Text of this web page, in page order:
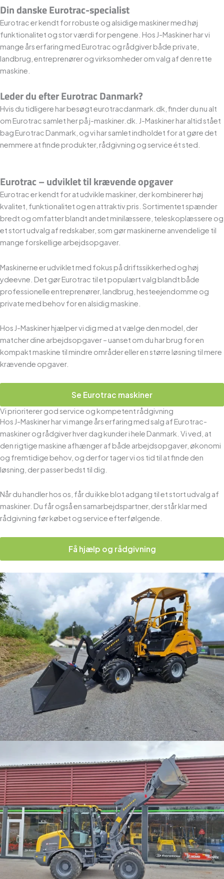
Din danske Eurotrac-specialist
Eurotrac er kendt for robuste og alsidige maskiner med høj
funktionalitet og stor værdi for pengene. Hos J-Maskiner har vi
mange års erfaring med Eurotrac og rådgiver både private,
landbrug, entreprenører og virksomheder om valg af den rette
maskine.
Leder du efter Eurotrac Danmark?
Hvis du tidligere har besøgt eurotracdanmark.dk, finder du nu alt
om Eurotrac samlet her på j-maskiner.dk. J-Maskiner har altid stået
bag Eurotrac Danmark, og vi har samlet indholdet for at gøre det
nemmere at finde produkter, rådgivning og service ét sted.
Eurotrac – udviklet til krævende opgaver
Eurotrac er kendt for at udvikle maskiner, der kombinerer høj
kvalitet, funktionalitet og en attraktiv pris. Sortimentet spænder
bredt og omfatter blandt andet minilæssere, teleskoplæssere og
et stort udvalg af redskaber, som gør maskinerne anvendelige til
mange forskellige arbejdsopgaver.
Maskinerne er udviklet med fokus på driftssikkerhed og høj
ydeevne. Det gør Eurotrac til et populært valg blandt både
professionelle entreprenører, landbrug, hesteejendomme og
private med behov for en alsidig maskine.
Hos J-Maskiner hjælper vi dig med at vælge den model, der
matcher dine arbejdsopgaver – uanset om du har brug for en
kompakt maskine til mindre områder eller en større løsning til mere
krævende opgaver.
Se Eurotrac maskiner
Vi prioriterer god service og kompetent rådgivning
Hos J-Maskiner har vi mange års erfaring med salg af Eurotrac-
maskiner og rådgiver hver dag kunder i hele Danmark. Vi ved, at
den rigtige maskine afhænger af både arbejdsopgaver, økonomi
og fremtidige behov, og derfor tager vi os tid til at finde den
løsning, der passer bedst til dig.
Når du handler hos os, får du ikke blot adgang til et stort udvalg af
maskiner. Du får også en samarbejdspartner, der står klar med
rådgivning før købet og service efterfølgende.
Få hjælp og rådgivning